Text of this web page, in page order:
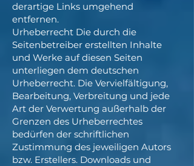
derartige Links umgehend
entfernen.
Urheberrecht Die durch die
Seitenbetreiber erstellten Inhalte
und Werke auf diesen Seiten
unterliegen dem deutschen
Urheberrecht. Die Vervielfältigung,
Bearbeitung, Verbreitung und jede
Art der Verwertung außerhalb der
Grenzen des Urheberrechtes
bedürfen der schriftlichen
Zustimmung des jeweiligen Autors
bzw. Erstellers. Downloads und